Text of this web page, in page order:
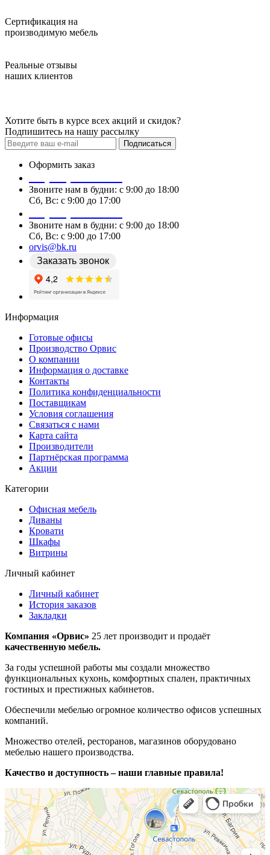
Сертификация на
производимую мебель
Реальные отзывы
наших клиентов
Хотите быть в курсе всех акций и скидок?
Подпишитесь на нашу рассылку
Подписаться
Оформить заказ
Звоните нам в будни: c 9:00 до 18:00
Сб, Вс: c 9:00 до 17:00
Звоните нам в будни: c 9:00 до 18:00
Сб, Вс: c 9:00 до 17:00
orvis@bk.ru
Заказать звонок
Информация
Готовые офисы
Производство Орвис
О компании
Информация о доставке
Контакты
Политика конфиденциальности
Поставщикам
Условия соглашения
Связаться с нами
Карта сайта
Производители
Партнёрская программа
Акции
Категории
Офисная мебель
Диваны
Кровати
Шкафы
Витрины
Личный кабинет
Личный кабинет
История заказов
Закладки
Компания «Орвис» 25 лет производит и продаёт
качественную мебель.
За годы успешной работы мы создали множество
функциональных кухонь, комфортных спален, практичных
гостиных и престижных кабинетов.
Обеспечили мебелью огромное количество офисов успешных
компаний.
Множество отелей, ресторанов, магазинов оборудовано
мебелью нашего производства.
Качество и доступность – наши главные правила!